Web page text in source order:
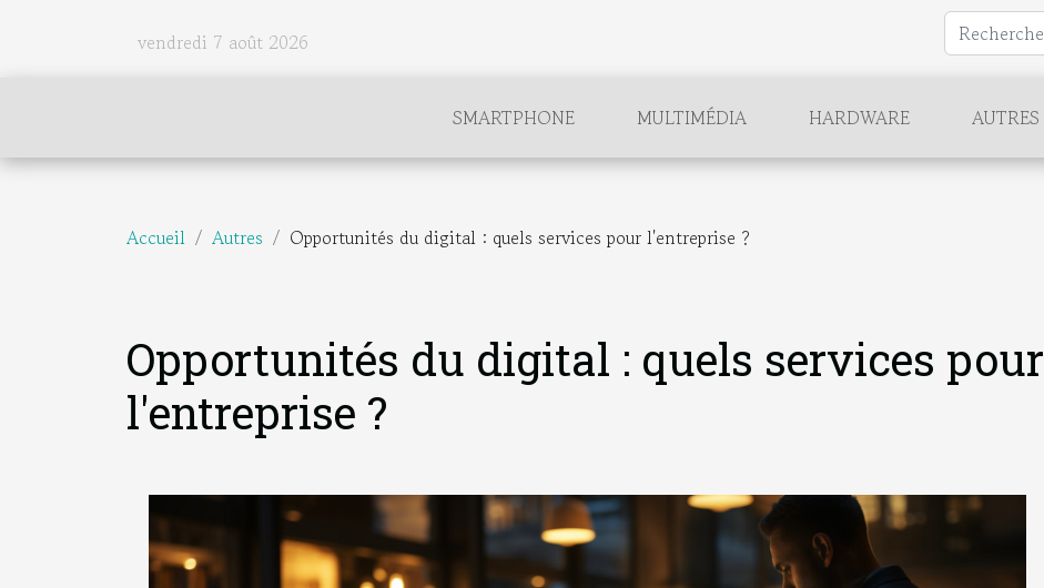
vendredi 7 août 2026
SMARTPHONE MULTIMÉDIA HARDWARE AUTRES
Accueil Autres Opportunités du digital : quels services pour l'entreprise ?
Opportunités du digital : quels services pour
l'entreprise ?